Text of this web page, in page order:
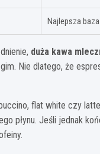
Najlepsza
duża kawa
Nie dlatego, że
flat white czy
płynu. Jeśli jednak